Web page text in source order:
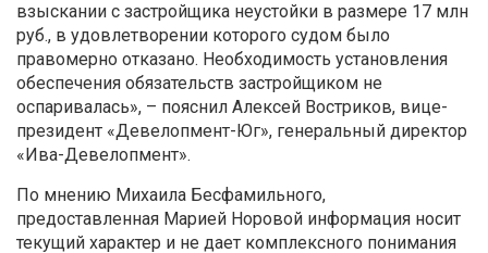
взыскании с застройщика неустойки в размере 17 млн
руб., в удовлетворении которого судом было
правомерно отказано. Необходимость установления
обеспечения обязательств застройщиком не
оспаривалась», – пояснил Алексей Востриков, вице-
президент «Девелопмент-Юг», генеральный директор
«Ива-Девелопмент».
По мнению Михаила Бесфамильного,
предоставленная Марией Норовой информация носит
текущий характер и не дает комплексного понимания